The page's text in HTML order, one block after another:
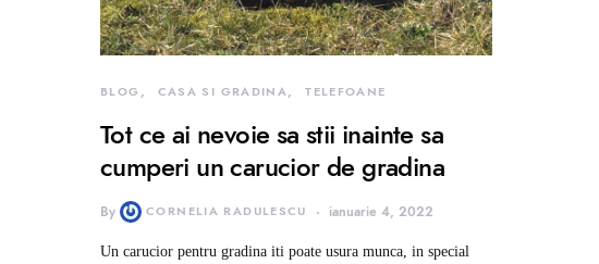
BLOG CASA SI GRADINA TELEFOANE
Tot ce ai nevoie sa stii inainte sa
cumperi un carucior de gradina
By CORNELIA RADULESCU ianuarie 4, 2022
Un carucior pentru gradina iti poate usura munca, in special